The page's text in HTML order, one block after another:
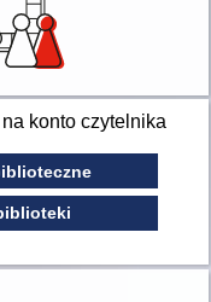
konto czytelnika